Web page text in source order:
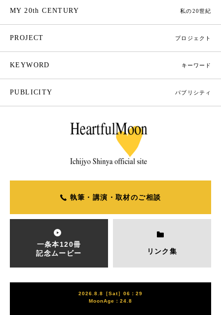
MY 20th CENTURY 私の20世紀
PROJECT プロジェクト
KEYWORD キーワード
PUBLICITY パブリシティ
執筆・講演・取材のご相談
一条本120冊
記念ムービー
リンク集
2026.8.8［Sat］06：29
MoonAge：24.8